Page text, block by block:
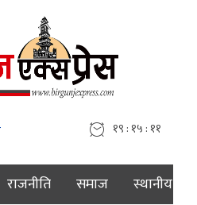
१९ : १५ : १२
राजनीति समाज स्थानीय